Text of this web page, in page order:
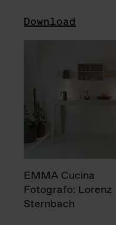
Download
EMMA Cucina
Fotografo: Lorenz
Sternbach